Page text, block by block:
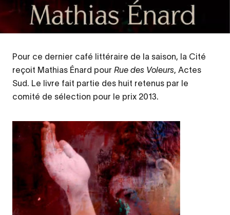
Contenu
d’origine
Pour ce dernier café littéraire de la saison, la Cité
reçoit Mathias Énard pour Rue des Voleurs, Actes
Sud. Le livre fait partie des huit retenus par le
comité de sélection pour le prix 2013.